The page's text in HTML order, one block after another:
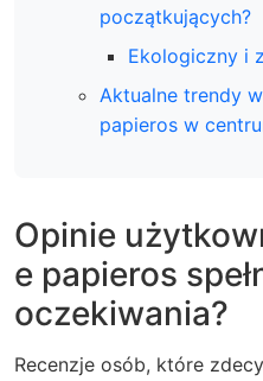
początkujących?
Ekologiczny i
Aktualne trendy
papieros w
Opinie
e papieros
oczekiwania?
Recenzje osób, które